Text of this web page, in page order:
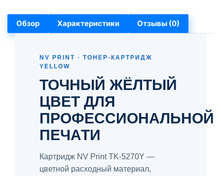
Обзор Характеристики Отзывы (0)
NV PRINT · ТОНЕР-КАРТРИДЖ
YELLOW
ТОЧНЫЙ ЖЁЛТЫЙ
ЦВЕТ ДЛЯ
ПРОФЕССИОНАЛЬНОЙ
ПЕЧАТИ
Картридж NV Print TK-5270Y —
цветной расходный материал,